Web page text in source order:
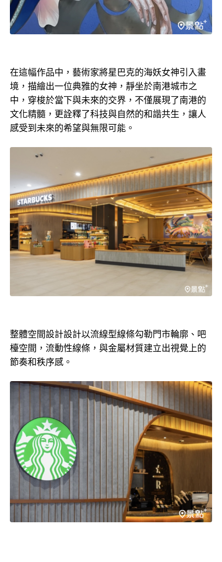
在這幅作品中，藝術家將星巴克的海妖女神引入畫
境，描繪出一位典雅的女神，靜坐於南港城市之
中，穿梭於當下與未來的交界，不僅展現了南港的
文化精髓，更詮釋了科技與自然的和諧共生，讓人
感受到未來的希望與無限可能。
整體空間設計設計以流線型線條勾勒門市輪廓、吧
檯空間，流動性線條，與金屬材質建立出視覺上的
節奏和秩序感。